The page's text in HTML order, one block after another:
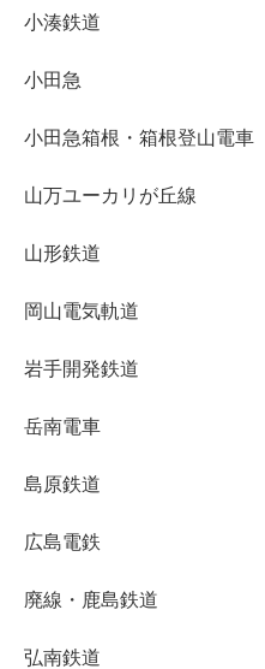
小湊鉄道
小田急
小田急箱根・箱根登山電車
山万ユーカリが丘線
山形鉄道
岡山電気軌道
岩手開発鉄道
岳南電車
島原鉄道
広島電鉄
廃線・鹿島鉄道
弘南鉄道